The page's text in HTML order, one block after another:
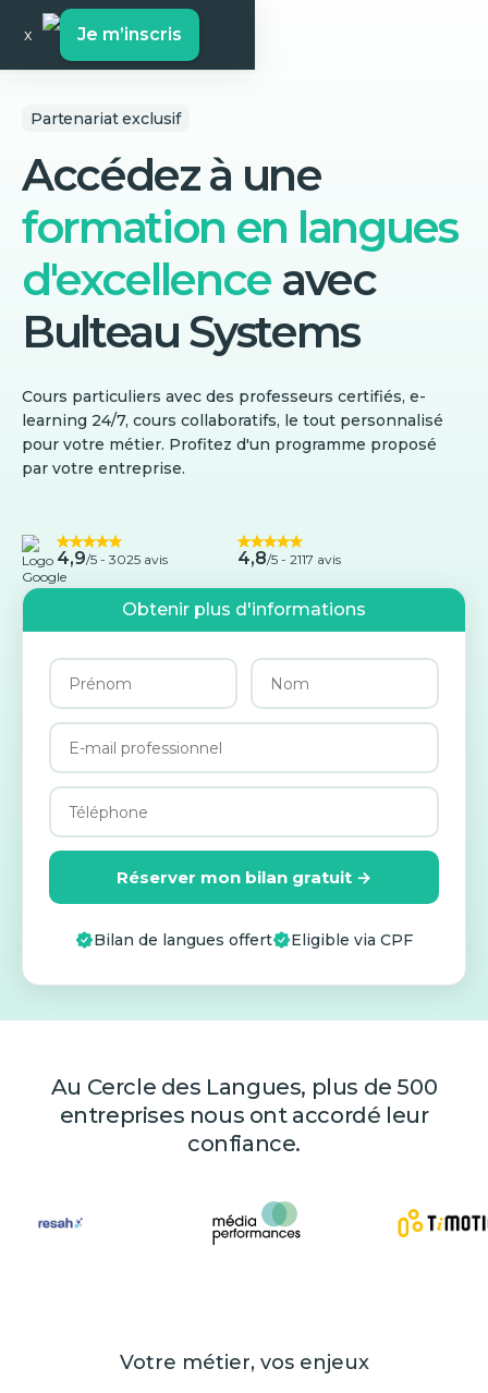
x Je m’inscris
Partenariat exclusif
Accédez à une
formation en langues
d'excellence avec
Bulteau Systems
Cours particuliers avec des professeurs certifiés, e-
learning 24/7, cours collaboratifs, le tout personnalisé
pour votre métier. Profitez d'un programme proposé
par votre entreprise.
4,9/5 - 3025 avis 4,8/5 - 2117 avis
Obtenir plus d'informations
Réserver mon bilan gratuit →
Bilan de langues offert Eligible via CPF
Au Cercle des Langues, plus de 500
entreprises nous ont accordé leur
confiance.
Votre métier, vos enjeux